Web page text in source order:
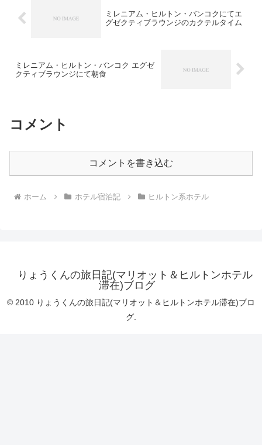
ミレニアム・ヒルトン・バンコクにてエ
グゼクティブラウンジのカクテルタイム
ミレニアム・ヒルトン・バンコク エグゼ
クティブラウンジにて朝食
コメント
コメントを書き込む
ホーム ホテル宿泊記 ヒルトン系ホテル
りょうくんの旅日記(マリオット＆ヒルトンホテル
滞在)ブログ
© 2010 りょうくんの旅日記(マリオット＆ヒルトンホテル滞在)ブロ
グ.